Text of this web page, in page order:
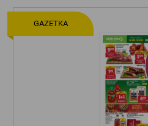
GAZETKA